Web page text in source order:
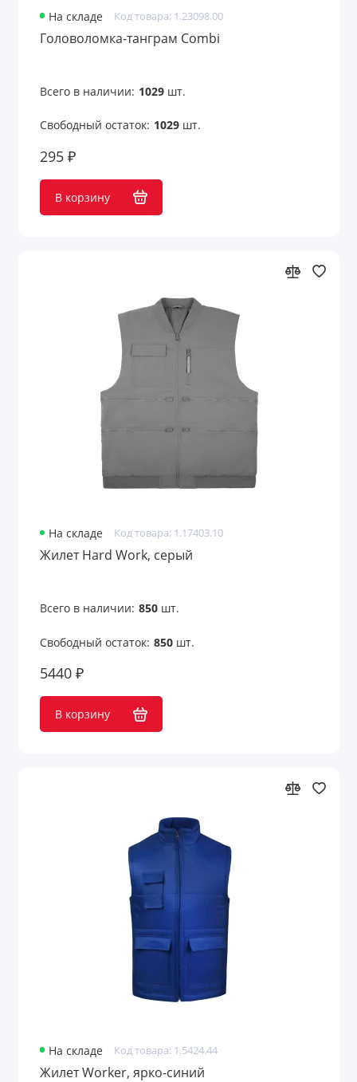
Шахматы
Шашки
Шкатулки для часов
Шкатулки и подставки
Показать все
На складе Код товара: 1.23098.00
Головоломка-танграм Combi
Всего в наличии: 1029шт.
Свободный остаток: 1029шт.
295 ₽
В корзину
На складе Код товара: 1.17403.10
Жилет Hard Work, серый
Всего в наличии: 850шт.
Свободный остаток: 850шт.
5440 ₽
В корзину
На складе Код товара: 1.5424.44
Жилет Worker, ярко-синий